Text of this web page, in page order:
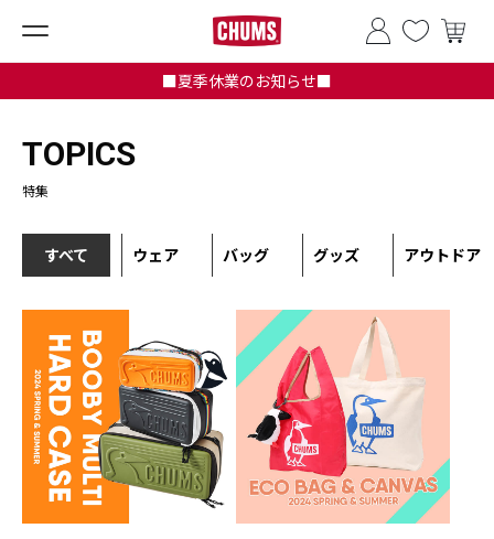
■夏季休業のお知らせ■
TOPICS
特集
すべて ウェア バッグ グッズ アウトドア